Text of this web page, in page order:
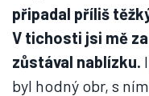
připadal příliš
V tichosti jsi mě
zůstával nablízku.
byl hodný obr, s